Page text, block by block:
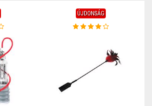
ÚJDONSÁG